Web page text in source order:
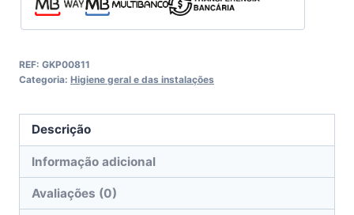
REF: GKP00811
Categoria: Higiene geral e das instalações
Descrição
Informação adicional
Avaliações (0)